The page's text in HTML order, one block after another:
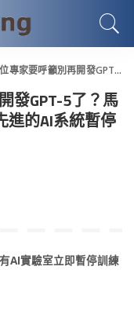
GPT-5了？馬斯克等人聯名：所有比GPT-4先進的AI系統暫停研發6個月
發GPT-5了？馬
進的AI系統暫停
AI實驗室立即暫停訓練